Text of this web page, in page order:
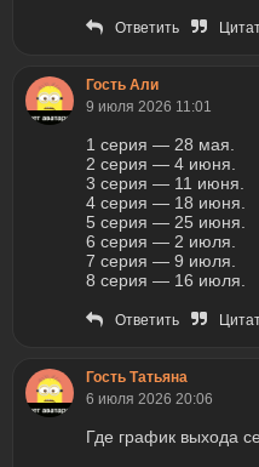
Ответить
Гость Али
9 июля 2026 11:01
1 серия — 28 мая.
2 серия — 4 июня.
3 серия — 11 июня.
4 серия — 18 июня.
5 серия — 25 июня.
6 серия — 2 июля.
7 серия — 9 июля.
8 серия — 16 июля.
Ответить
Гость Татьяна
6 июля 2026 20:06
Где график выхода